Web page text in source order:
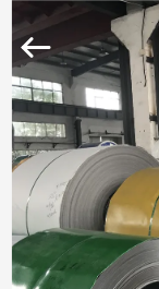
घर
उत्पादों
वीडियो
Special
Steel
Co.,
Rights
Reserved.